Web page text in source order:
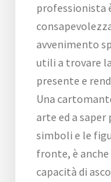
professionista
avvenimento
utili a trovare
presente e
Una
arte ed a
simboli e le
fronte, è
capacità di